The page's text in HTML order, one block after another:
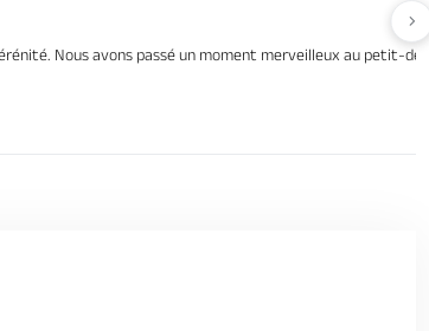
Nous avons passé un moment merveilleux au petit-